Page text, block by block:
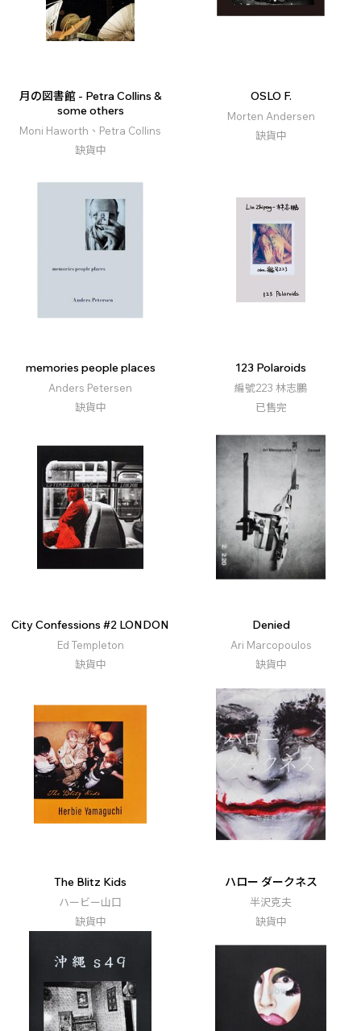
月の図書館 - Petra Collins &
some others
Moni Haworth、Petra Collins
缺貨中
OSLO F.
Morten Andersen
缺貨中
memories people places
Anders Petersen
缺貨中
123 Polaroids
編號223 林志鵬
已售完
City Confessions #2 LONDON
Ed Templeton
缺貨中
Denied
Ari Marcopoulos
缺貨中
The Blitz Kids
ハービー山口
缺貨中
ハロー ダークネス
半沢克夫
缺貨中